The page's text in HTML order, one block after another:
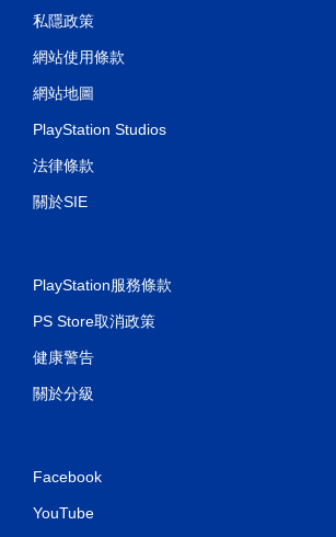
私隱政策
網站使用條款
網站地圖
PlayStation Studios
法律條款
關於SIE
PlayStation服務條款
PS Store取消政策
健康警告
關於分級
Facebook
YouTube